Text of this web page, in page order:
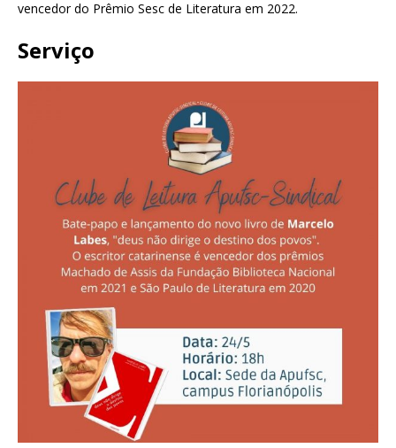
vencedor do Prêmio Sesc de Literatura em 2022.
Serviço